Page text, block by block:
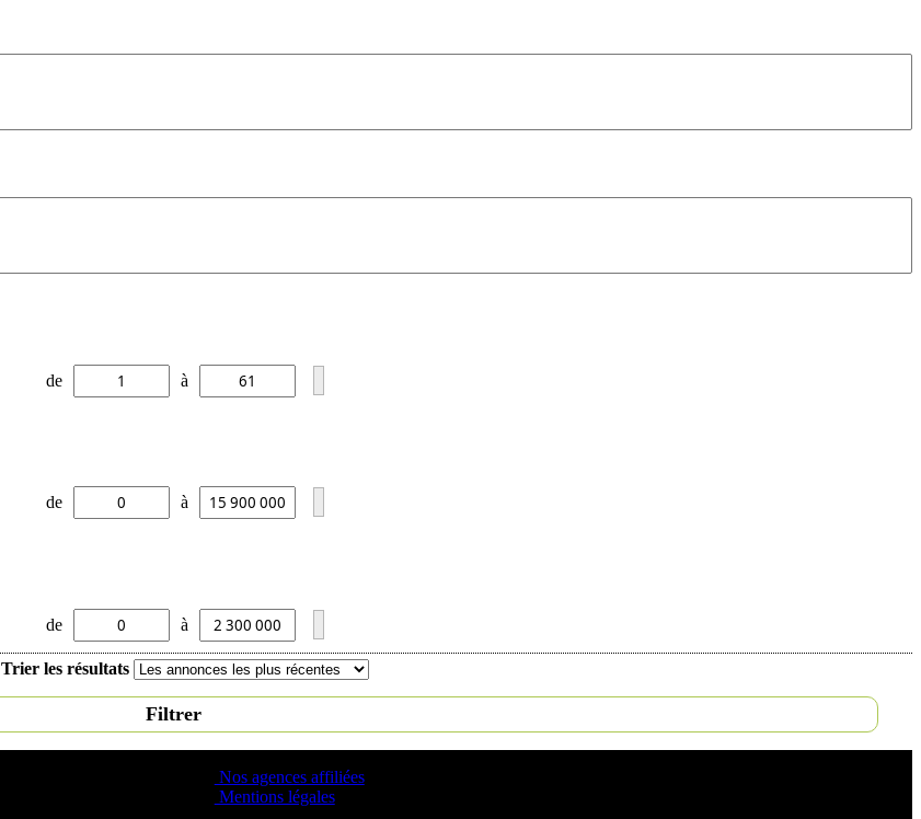
de à
de à
de à
Trier les résultats
Filtrer
Nos agences affiliées
Mentions légales